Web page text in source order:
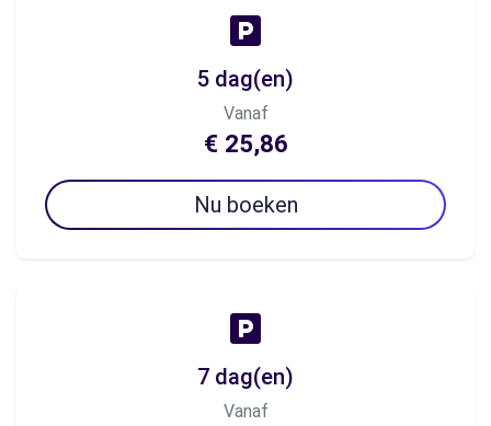
5 dag(en)
Vanaf
€ 25,86
Nu boeken
7 dag(en)
Vanaf